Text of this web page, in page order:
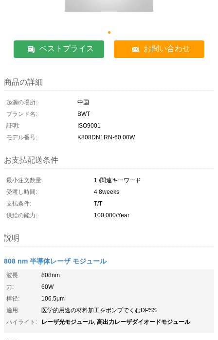
ベストプライス お問い合わせ
商品の詳細
起源の場所:
中国
ブランド名:
BWT
証明:
ISO9001
モデル番号:
K808DN1RN-60.00W
お支払配送条件
最小注文数量:
1 /関連キーワード
受渡し時間:
4 8weeks
支払条件:
T/T
供給の能力:
100,000/Year
説明
808 nm 半導体レーザ モジュール
波長:
808nm
力:
60W
棒径:
106.5μm
適用:
医学的用途の材料加工をポンプでくむDPSS
ハイライト:
レーザ光モジュール, 高出力レーザダイオードモジュール